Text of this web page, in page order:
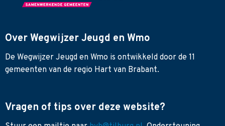
Over Wegwijzer Jeugd en Wmo
De Wegwijzer Jeugd en Wmo is ontwikkeld door de 11
gemeenten van de regio Hart van Brabant.
Vragen of tips over deze website?